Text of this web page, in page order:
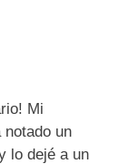
Mi
un
lo dejé a un